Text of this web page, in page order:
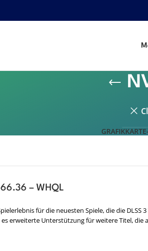
– WHQL
für die neuesten Spiele, die die
erweiterte Unterstützung für weitere Titel, die